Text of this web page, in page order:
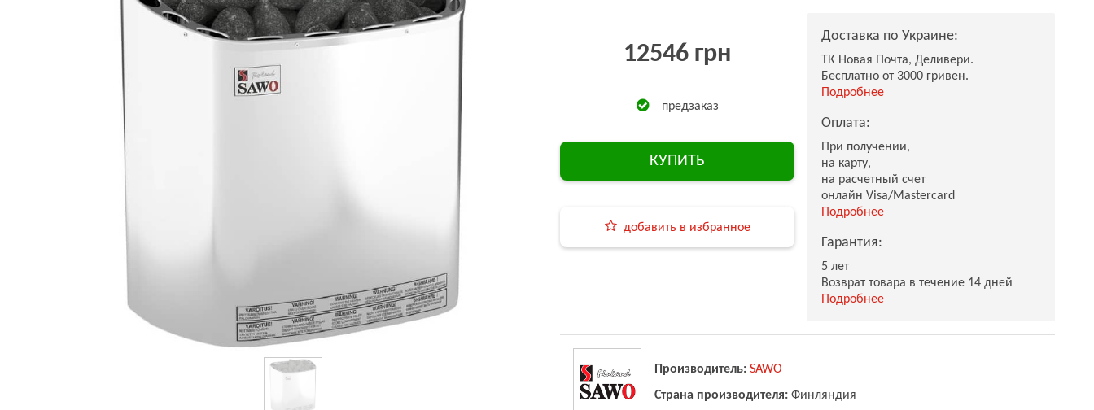
12546 грн
предзаказ
КУПИТЬ
добавить в избранное
Доставка по Украине:
ТК Новая Почта, Деливери.
Бесплатно от 3000 гривен.
Подробнее
Оплата:
При получении,
на карту,
на расчетный счет
онлайн Visa/Mastercard
Подробнее
Гарантия:
5 лет
Возврат товара в течение 14 дней
Подробнее
Производитель: SAWO
Страна производителя: Финляндия